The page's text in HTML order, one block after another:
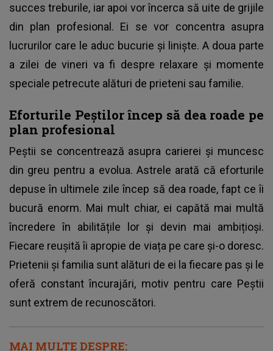
succes treburile, iar apoi vor încerca să uite de grijile
din plan profesional. Ei se vor concentra asupra
lucrurilor care le aduc bucurie și liniște. A doua parte
a zilei de vineri va fi despre relaxare și momente
speciale petrecute alături de prieteni sau familie.
Eforturile Peștilor încep să dea roade pe
plan profesional
Peștii se concentrează asupra carierei și muncesc
din greu pentru a evolua. Astrele arată că eforturile
depuse în ultimele zile încep să dea roade, fapt ce îi
bucură enorm. Mai mult chiar, ei capătă mai multă
încredere în abilitățile lor și devin mai ambițioși.
Fiecare reușită îi apropie de viața pe care și-o doresc.
Prietenii și familia sunt alături de ei la fiecare pas și le
oferă constant încurajări, motiv pentru care Peștii
sunt extrem de recunoscători.
MAI MULTE DESPRE: